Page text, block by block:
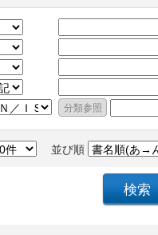
並び順